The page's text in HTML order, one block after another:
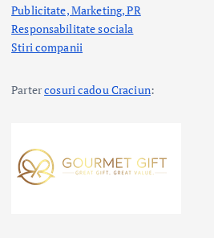
Publicitate, Marketing, PR
Responsabilitate sociala
Stiri companii
Partercosuri cadou Craciun: